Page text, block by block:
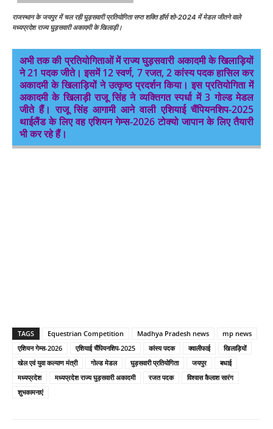
राजस्थान के जयपुर में चल रही घुड़सवारी प्रतियोगिता सप्त शक्ति हॉर्स शो-2024 में मेडल जीतने वाले
मध्यप्रदेश राज्य घुड़सवारी अकादमी के खिलाड़ी।
अभी तक की प्रतियोगिताओं में राज्य घुड़सवारी अकादमी के खिलाड़ियों
ने 21 पदक जीते। इसमें 12 स्वर्ण, 7 रजत, 2 कांस्य पदक हासिल कर
अकादमी के खिलाड़ियों ने उत्कृष्ठ प्रदर्शन किया। इस प्रतियोगिता में
अकादमी के खिलाड़ी राजू सिंह ने व्यक्तिगत स्पर्धा में 3 गोल्ड मेडल
जीते हैं। राजू सिंह आगामी आने वाली एशियाई चैंपियनशिप-2025
थाईलैंड के लिए वह एशियन गेम्स-2026 टोक्यो जापान के लिए तैयारी
भी कर रहे हैं।
TAGS Equestrian Competition Madhya Pradesh news
mp news
एशियन गेम्स-2026
एशियाई चैंपियनशिप-2025 कांस्य पदक क्वालीफाई
खिलाड़ियों
खेल एवं युवा कल्याण मंत्री
गोल्ड मेडल घुड़सवारी प्रतियोगिता जयपुर
बधाई
मध्यप्रदेश
मध्यप्रदेश राज्य घुड़सवारी अकादमी रजत पदक
विश्वास कैलाश सारंग
शुभकामनाएं